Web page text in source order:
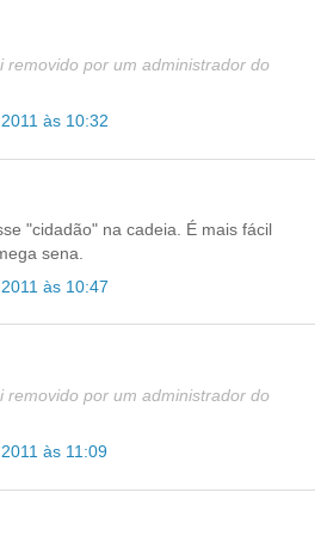
removido por um administrador do
às 10:32
"cidadão" na cadeia. É mais fácil
sena.
às 10:47
removido por um administrador do
às 11:09